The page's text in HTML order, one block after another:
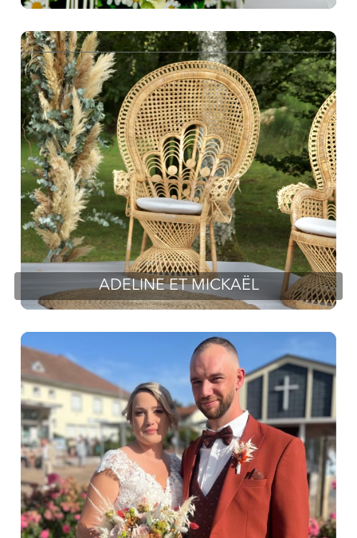
ADELINE ET MICKAËL